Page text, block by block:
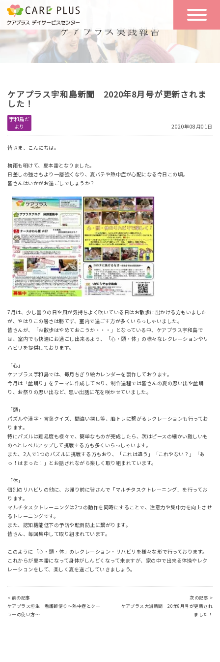
こんな方に
おすすめ
一日の流れ
一日体験
空き状況
お問い合わせ
体験希望
ケアプラス宇和島新聞 2020年8月号が更新されま
した！
宇和島だ
より
2020年08月01日
皆さま、こんにちは。
梅雨も明けて、夏本番となりました。
日差しの強さもより一層強くなり、夏バテや熱中症が心配になる今日この頃。
皆さんはいかがお過ごしでしょうか？
7月は、少し曇りの日や風が気持ちよく吹いている日はお散歩に出かける方もいました
が、やはりこの暑さは勝てず、室内で過ごす方が多くいらっしゃいました。
皆さんが、「お散歩はやめておこうか・・・」となっている中、ケアプラス宇和島で
は、室内でも快適にお過ごし出来るよう、「心・頭・体」の様々なレクレーションやリ
ハビリを提供しております。
「心」
ケアプラス宇和島では、毎月ちぎり絵カレンダーを製作しております。
今月は「盆踊り」をテーマに作成しており、制作過程では皆さんの夏の思い出や盆踊
り、お祭りの思い出など、思い出話に花を咲かせていました。
「頭」
パズルや漢字・言葉クイズ、間違い探し等、脳トレに繋がるレクレーションも行ってお
ります。
特にパズルは難易度も様々で、簡単なものが完成したら、次はピースの細かい難しいも
のへとレベルアップして挑戦する方も多くいらっしゃいます。
また、2人で1つのパズルに挑戦する方もおり、「これは違う」「これやない？」「あ
っ！はまった！」とお話されながら楽しく取り組まれています。
「体」
個別のリハビリの他に、お帰り前に皆さんで「マルチタスクトレーニング」を行ってお
ります。
マルチタスクトレーニングは2つの動作を同時にすることで、注意力や集中力を向上させ
るトレーニングです。
また、認知機能低下の予防や転倒防止に繋がります。
皆さん、毎回集中して取り組まれています。
このように「心・頭・体」のレクレーション・リハビリを様々な形で行っております。
これからが夏本番になって身体がしんどくなって来ますが、家の中で出来る体操やレク
レーションをして、楽しく夏を過ごしていきましょう。
< 前の記事
ケアプラス垣生 看護師便り～熱中症とクー
ラーの使い方～
次の記事 >
ケアプラス大洲新聞 20年8月号が更新され
ました！